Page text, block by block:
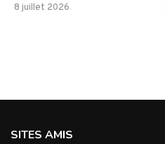
8 juillet 2026
SITES AMIS